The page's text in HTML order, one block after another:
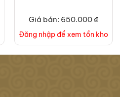
Giá bán: 650.000 ₫
Đăng nhập để xem tồn kho